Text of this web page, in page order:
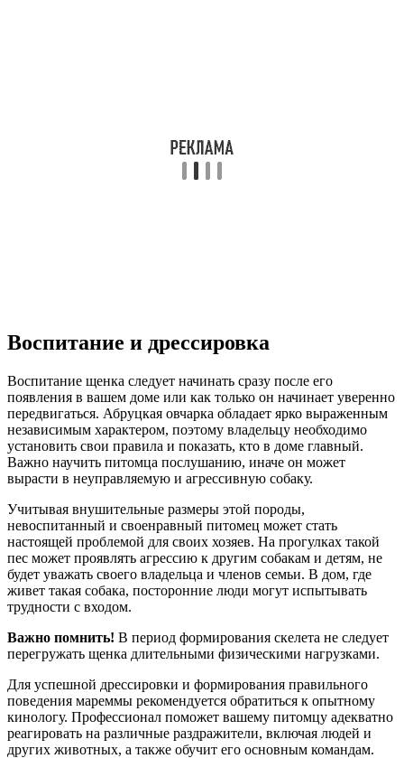
Воспитание и дрессировка
Воспитание щенка следует начинать сразу после его
появления в вашем доме или как только он начинает уверенно
передвигаться. Абруцкая овчарка обладает ярко выраженным
независимым характером, поэтому владельцу необходимо
установить свои правила и показать, кто в доме главный.
Важно научить питомца послушанию, иначе он может
вырасти в неуправляемую и агрессивную собаку.
Учитывая внушительные размеры этой породы,
невоспитанный и своенравный питомец может стать
настоящей проблемой для своих хозяев. На прогулках такой
пес может проявлять агрессию к другим собакам и детям, не
будет уважать своего владельца и членов семьи. В дом, где
живет такая собака, посторонние люди могут испытывать
трудности с входом.
Важно помнить! В период формирования скелета не следует
перегружать щенка длительными физическими нагрузками.
Для успешной дрессировки и формирования правильного
поведения мареммы рекомендуется обратиться к опытному
кинологу. Профессионал поможет вашему питомцу адекватно
реагировать на различные раздражители, включая людей и
других животных, а также обучит его основным командам.